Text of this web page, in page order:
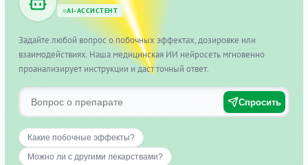
AI-АССИСТЕНТ
Задайте любой вопрос о побочных эффектах, дозировке или
взаимодействиях. Наша медицинская ИИ нейросеть мгновенно
проанализирует инструкции и даст точный ответ.
Спросить
Какие побочные эффекты?
Можно ли с другими лекарствами?